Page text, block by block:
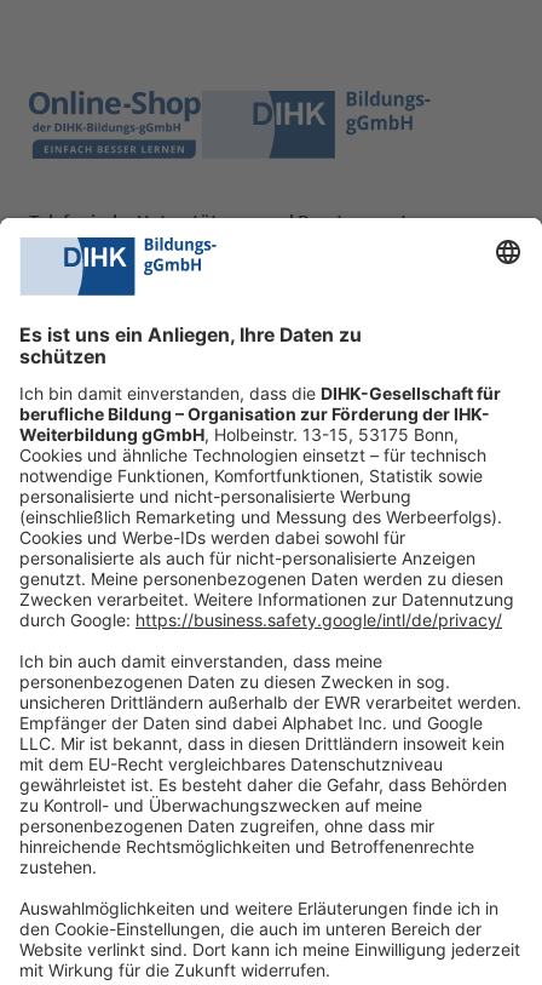
Telefonische Unterstützung und Beratung unter:
0228 6205 205
Fr.:
09:00-14:00 Uhr
shop@dihk-bildung.shop
Vertrag widerrufen
Zahlungsarten
Social Media
Oft Gesucht
Rund um die Prüfung